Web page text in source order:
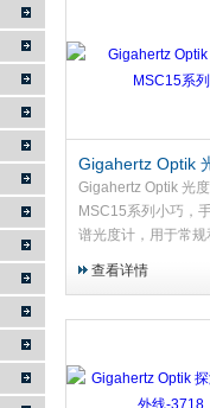
Gigahertz Optik
MSC15系列
Gigahertz Optik 光
MSC15系列小巧，
谱光度计，用于常规
查看详情